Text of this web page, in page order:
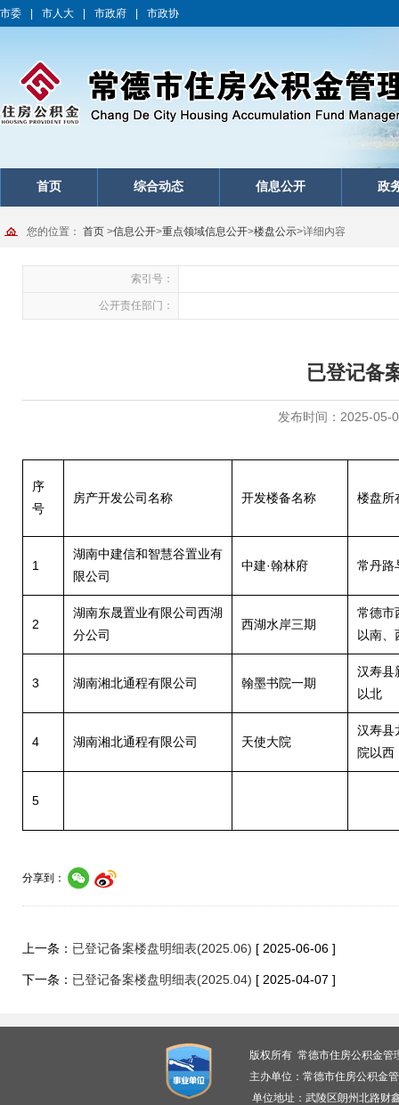
市委 市人大 市政府 市政协
首页 综合动态 信息公开 政
您的位置： 首页 >信息公开>重点领域信息公开>楼盘公示>详细内容
索引号：
公开责任部门：
已登记备
发布时间：2025-05-
序
号
房产开发公司名称 开发楼备名称 楼盘所
1
湖南中建信和智慧谷置业有
限公司
中建·翰林府 常丹路
2
湖南东晟置业有限公司西湖
分公司
西湖水岸三期
常德市
以南、
3 湖南湘北通程有限公司 翰墨书院一期
汉寿县
以北
4 湖南湘北通程有限公司 天使大院
汉寿县
院以西
5
分享到：
上一条： 已登记备案楼盘明细表(2025.06) [ 2025-06-06 ]
下一条： 已登记备案楼盘明细表(2025.04) [ 2025-04-07 ]
版权所有 常德市住房公积金
主办单位：常德市住房公积金
单位地址：武陵区朗州北路